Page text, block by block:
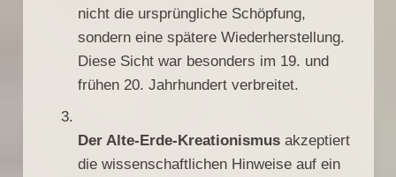
nicht die ursprüngliche Schöpfung,
sondern eine spätere Wiederherstellung.
Diese Sicht war besonders im 19. und
frühen 20. Jahrhundert verbreitet.
Der Alte-Erde-Kreationismus akzeptiert
die wissenschaftlichen Hinweise auf ein